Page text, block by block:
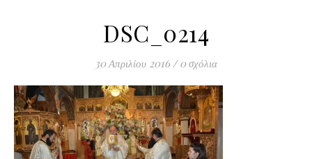
DSC_0214
30 Απριλίου 2016 / 0 σχόλια